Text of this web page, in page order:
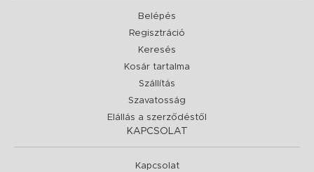
Belépés
Regisztráció
Keresés
Kosár tartalma
Szállítás
Szavatosság
Elállás a szerződéstől
KAPCSOLAT
Kapcsolat